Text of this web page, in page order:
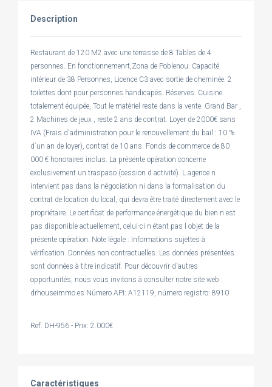
Description
Restaurant de 120 M2 avec une terrasse de 8 Tables de 4
personnes. En fonctionnemenrt,Zona de Poblenou. Capacité
intérieur de 38 Personnes, Licence C3 avec sortie de cheminée. 2
toilettes dont pour personnes handicapés. Réserves. Cuisine
totalement équipée, Tout le matériel reste dans la vente. Grand Bar ,
2 Machines de jeux , reste 2 ans de contrat. Loyer de 2000€ sans
IVA (Frais d`administration pour le renouvellement du bail : 10 %
d`un an de loyer), contrat de 10 ans. Fonds de commerce de 80
000 € honoraires inclus. La présente opération concerne
exclusivement un traspaso (cession d activité). L agence n
intervient pas dans la négociation ni dans la formalisation du
contrat de location du local, qui devra être traité directement avec le
propriétaire. Le certificat de performance énergétique du bien n est
pas disponible actuellement, celui-ci n étant pas l objet de la
présente opération. Note légale : Informations sujettes à
vérification. Données non contractuelles. Les données présentées
sont données à titre indicatif. Pour découvrir d`autres
opportunités, nous vous invitons à consulter notre site web :
drhouseimmo.es Número API: A12119, número registro: 8910
Ref. DH-956 - Prix: 2.000€
Caractéristiques